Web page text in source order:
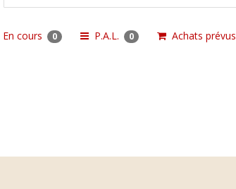
En cours 0 P.A.L. 0 Achats prévus